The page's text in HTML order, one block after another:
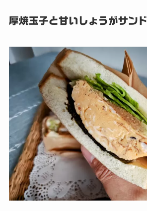
厚焼玉子と甘いしょうがサンド